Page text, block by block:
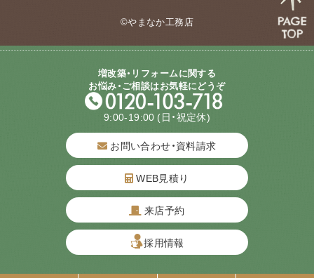
©やまなか工務店
増改築・リフォームに関する
お悩み・ご相談はお気軽にどうぞ
9:00-19:00 (日・祝定休)
お問い合わせ・資料請求
WEB見積り
来店予約
採用情報